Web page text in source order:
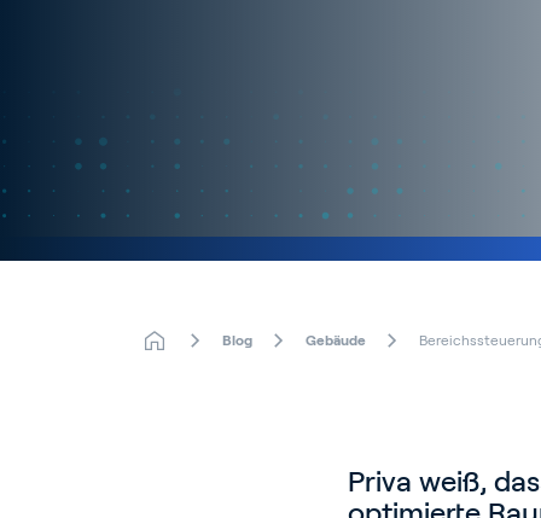
Blog Gebäude
Priva weiß,